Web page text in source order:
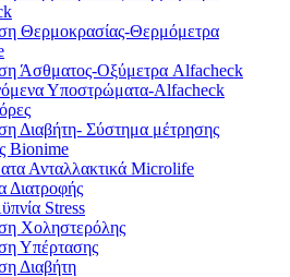
Θερμοκρασίας-Θερμόμετρα
Άσθματος-Οξύμετρα Alfacheck
Υποστρώματα-Alfacheck
Διαβήτη- Σύστημα μέτρησης
Bionime
Ανταλλακτικά Microlife
Διατροφής
Stress
Χοληστερόλης
Υπέρτασης
Διαβήτη